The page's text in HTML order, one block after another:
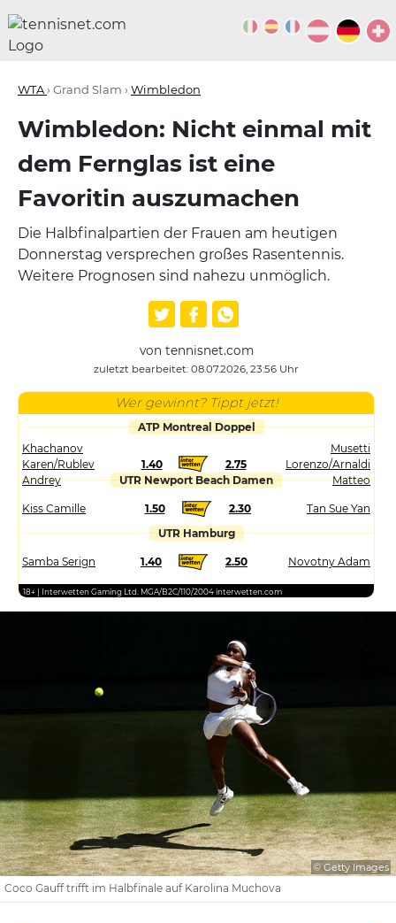
WTA› Grand Slam › Wimbledon
Wimbledon: Nicht einmal mit
dem Fernglas ist eine
Favoritin auszumachen
Die Halbfinalpartien der Frauen am heutigen
Donnerstag versprechen großes Rasentennis.
Weitere Prognosen sind nahezu unmöglich.
von tennisnet.com
zuletzt bearbeitet: 08.07.2026, 23:56 Uhr
Wer gewinnt? Tippt jetzt!
ATP Montreal Doppel
Khachanov
Karen/Rublev
Andrey
1.40 2.75
Musetti
Lorenzo/Arnaldi
Matteo
UTR Newport Beach Damen
Kiss Camille 1.50 2.30
Tan Sue Yan
UTR Hamburg
Samba Serign 1.40 2.50 Novotny Adam
18+ | Interwetten Gaming Ltd. MGA/B2C/110/2004 interwetten.com
© Getty Images
Coco Gauff trifft im Halbfinale auf Karolina Muchova